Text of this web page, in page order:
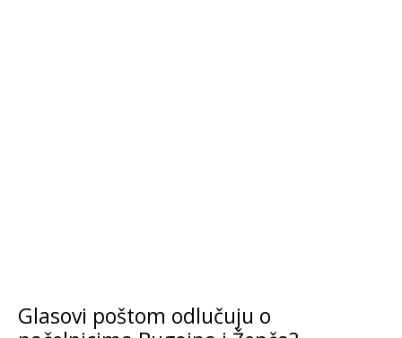
Glasovi poštom odlučuju o